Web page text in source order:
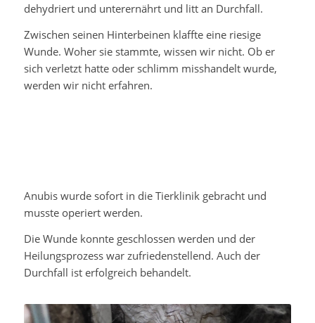
dehydriert und unterernährt und litt an Durchfall.
Zwischen seinen Hinterbeinen klaffte eine riesige
Wunde. Woher sie stammte, wissen wir nicht. Ob er
sich verletzt hatte oder schlimm misshandelt wurde,
werden wir nicht erfahren.
Anubis wurde sofort in die Tierklinik gebracht und
musste operiert werden.
Die Wunde konnte geschlossen werden und der
Heilungsprozess war zufriedenstellend. Auch der
Durchfall ist erfolgreich behandelt.